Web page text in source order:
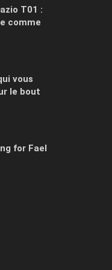
T01 :
comme
vous
le bout
for Fael